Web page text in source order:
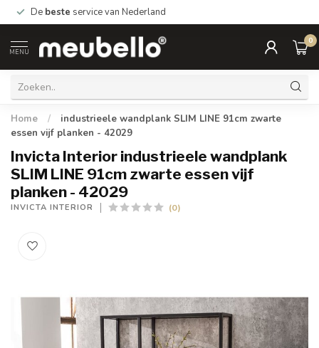
De beste service van Nederland
MENU
0
Home /
industrieele wandplank SLIM LINE 91cm zwarte
essen vijf planken - 42029
Invicta Interior industrieele wandplank
SLIM LINE 91cm zwarte essen vijf
planken - 42029
INVICTA INTERIOR (0)